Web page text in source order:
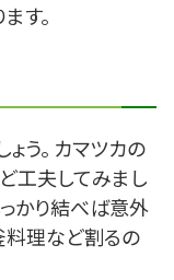
す。
う。 カマツカの
工夫してみまし
っかり結べば意外
料理など割るの